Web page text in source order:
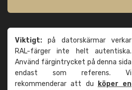
Viktigt: på datorskärmar verkar
RAL-färger inte helt autentiska.
Använd färgintrycket på denna sida
endast som referens. Vi
rekommenderar att du
köper en